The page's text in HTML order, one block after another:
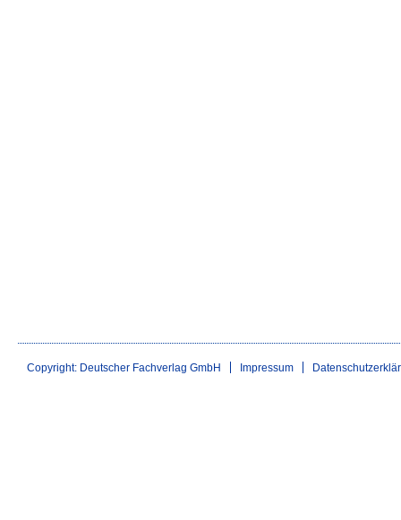
Copyright: Deutscher Fachverlag GmbH Impressum